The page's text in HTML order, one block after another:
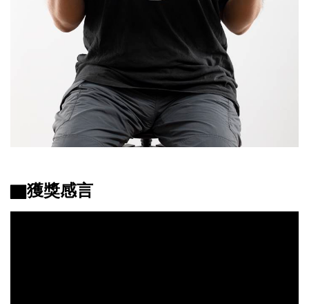
▇獲獎感言